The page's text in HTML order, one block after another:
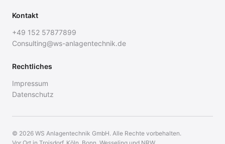
Kontakt
+49 152 57877899
Consulting@ws-anlagentechnik.de
Rechtliches
Impressum
Datenschutz
© 2026 WS Anlagentechnik GmbH. Alle Rechte vorbehalten.